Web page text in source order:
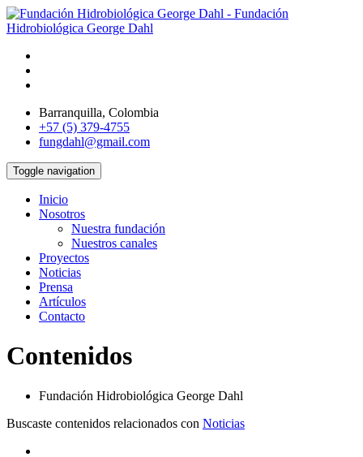
Barranquilla, Colombia
+57 (5) 379-4755
fungdahl@gmail.com
Toggle navigation
Inicio
Nosotros
Nuestra fundación
Nuestros canales
Proyectos
Noticias
Prensa
Artículos
Contacto
Contenidos
Fundación Hidrobiológica George Dahl
Buscaste contenidos relacionados con Noticias